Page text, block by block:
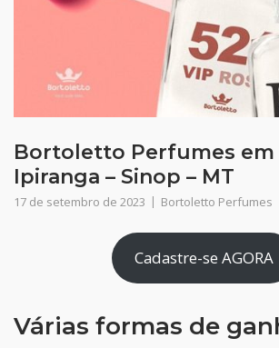
Bortoletto Perfumes em
Ipiranga – Sinop – MT
17 de setembro de 2023 Bortoletto Perfumes
Cadastre-se AGORA
Várias formas de